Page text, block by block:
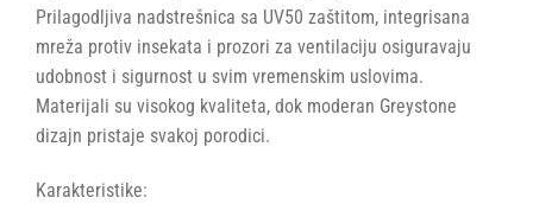
Prilagodljiva nadstrešnica sa UV50 zaštitom, integrisana
mreža protiv insekata i prozori za ventilaciju osiguravaju
udobnost i sigurnost u svim vremenskim uslovima.
Materijali su visokog kvaliteta, dok moderan Greystone
dizajn pristaje svakoj porodici.
Karakteristike: